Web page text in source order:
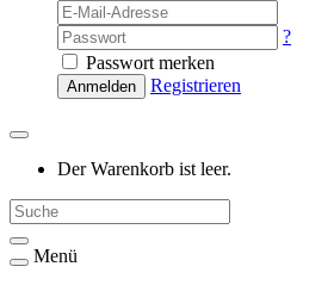
?
Passwort merken
Anmelden Registrieren
Der Warenkorb ist leer.
Menü